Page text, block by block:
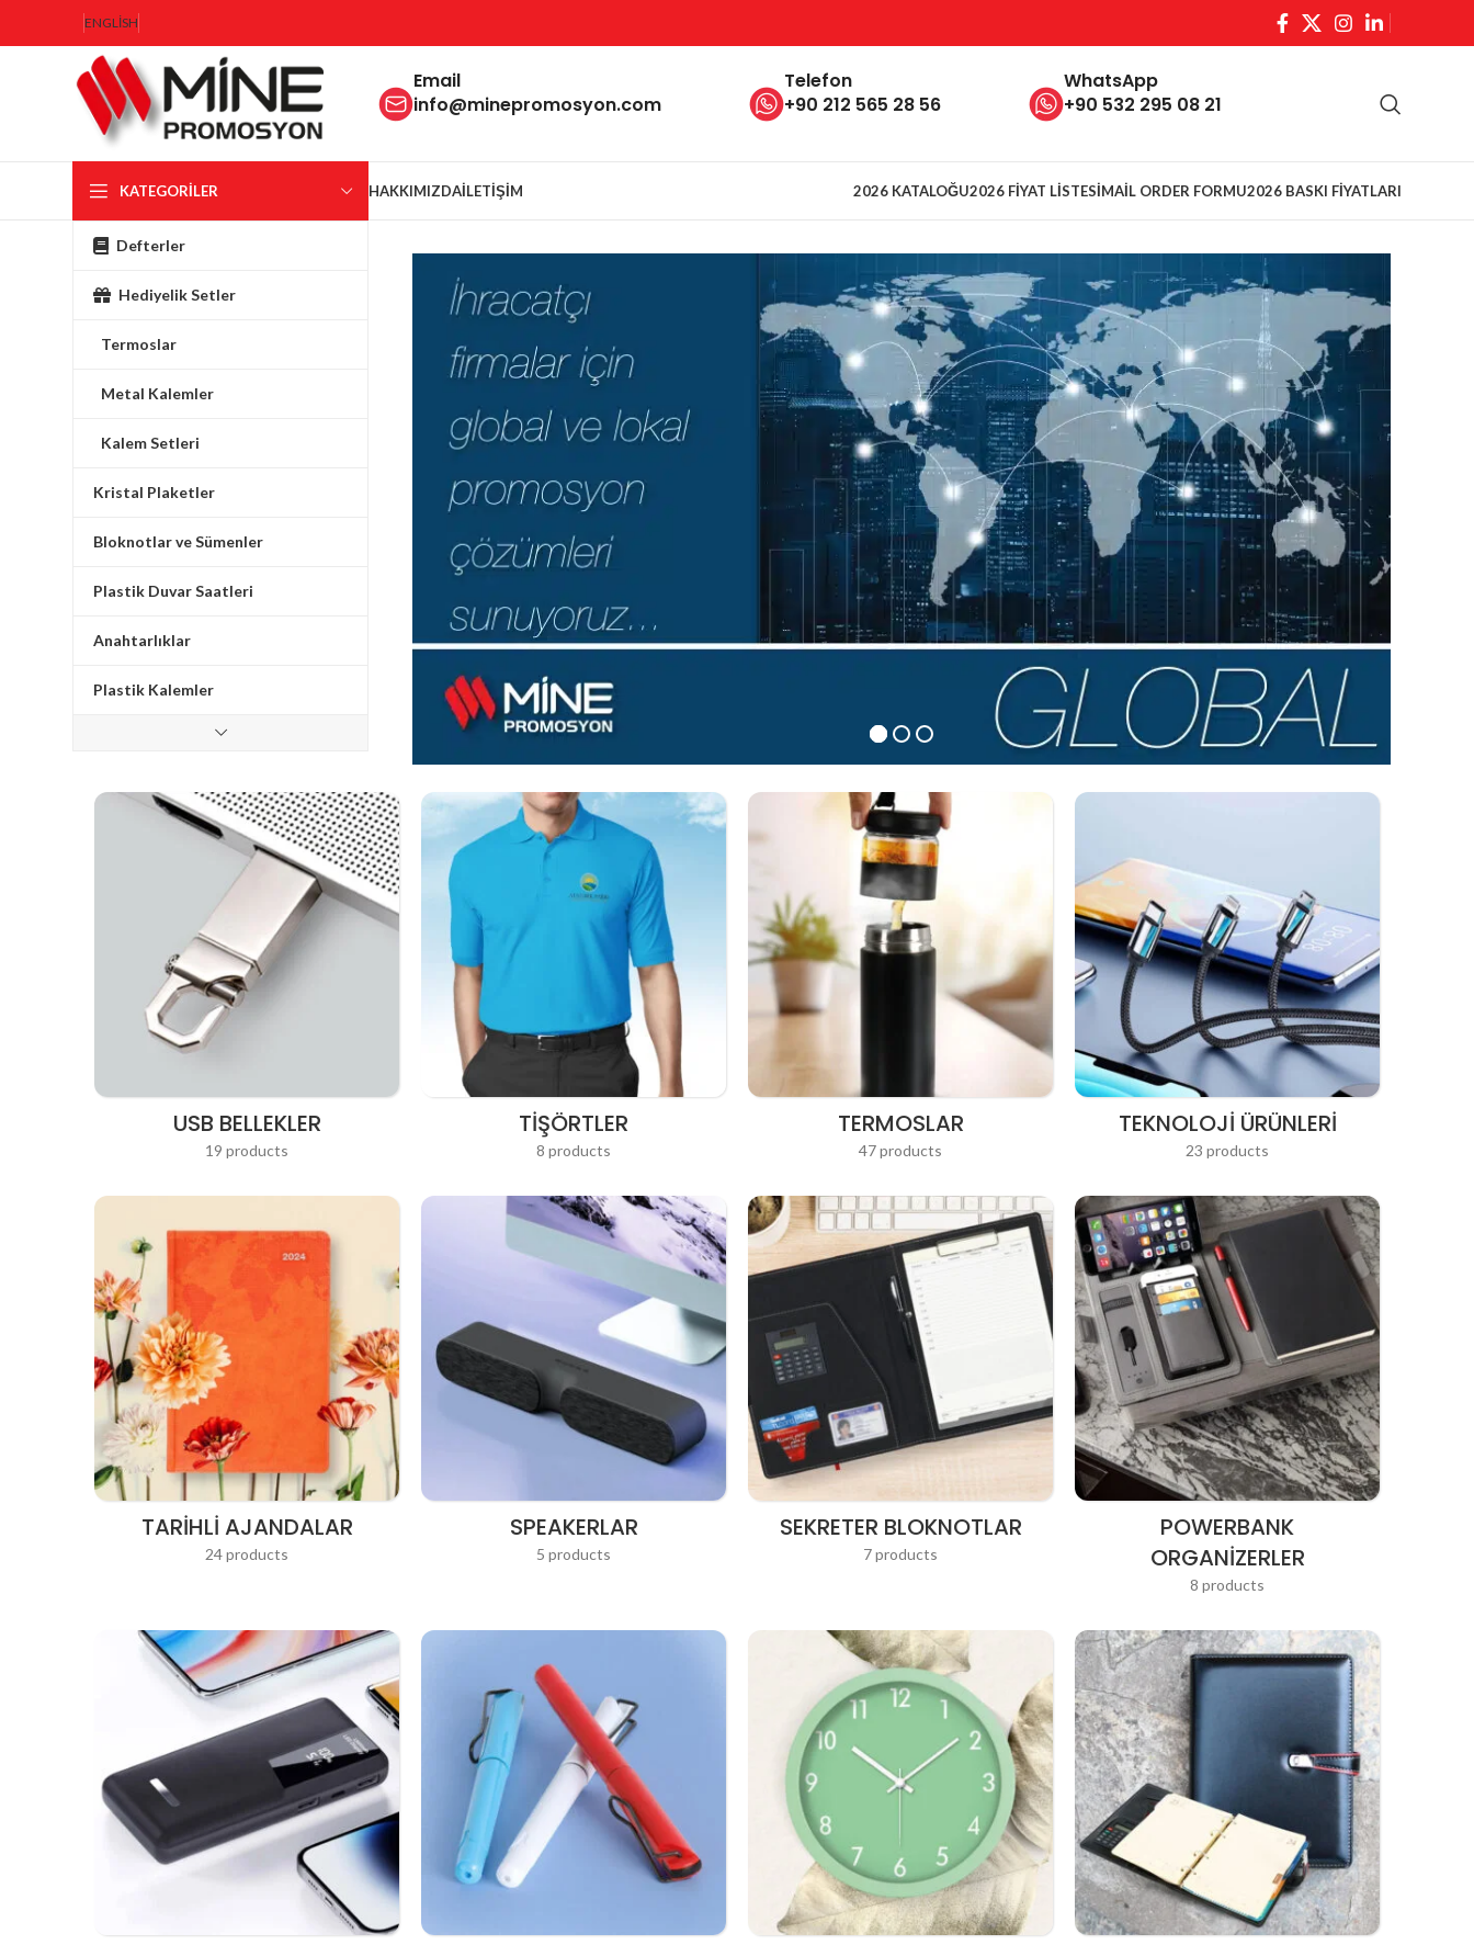
ENGLISH
Email
info@minepromosyon.com
Telefon
+90 212 565 28 56
WhatsApp
+90 532 295 08 21
KATEGORILER
Defterler
Hediyelik Setler
Termoslar
Metal Kalemler
Kalem Setleri
Kristal Plaketler
Bloknotlar ve Sümenler
Plastik Duvar Saatleri
Anahtarlıklar
Plastik Kalemler
HAKKIMIZDAİLETIŞIM 2026 KATALOĞU2026 FİYAT LİSTESİMAİL ORDER FORMU2026 BASKI FİYATLARI
USB BELLEKLER
19 products
TIŞÖRTLER
8 products
TERMOSLAR
47 products
TEKNOLOJI ÜRÜNLERI
23 products
TARIHLI AJANDALAR
24 products
SPEAKERLAR
5 products
SEKRETER BLOKNOTLAR
7 products
POWERBANK
ORGANIZERLER
8 products